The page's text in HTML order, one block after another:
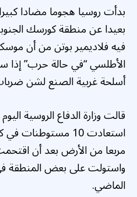
بدأت روسيا هجوما مضادا كبيرا
بعيدا عن منطقة كورسك
فيه فلاديمير بوتن من أن
الأطلسي “في حالة حرب”
أسلحة غربية الصنع لشن
قالت وزارة الدفاع الروسية
مربعا من الأرض بعد أن
واستولت على بعض المنطقة
الماضي.